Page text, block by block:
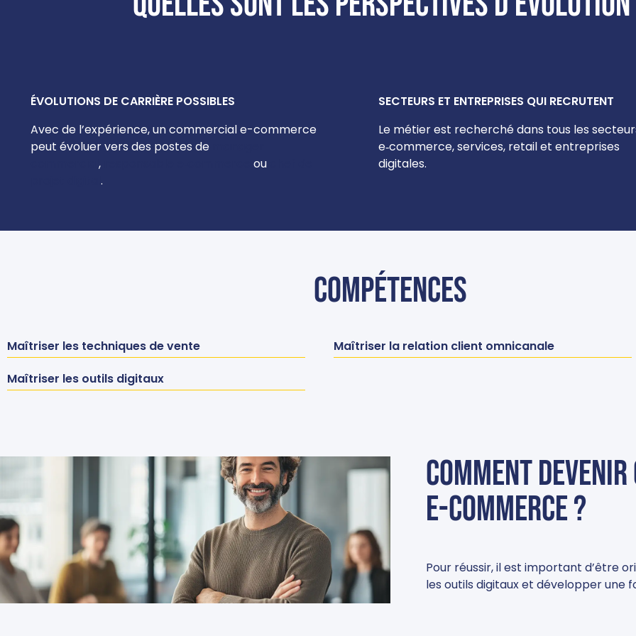
ÉVOLUTIONS DE CARRIÈRE POSSIBLES
Avec de l’expérience, un commercial e-commerce
peut évoluer vers des postes de
, ou
.
SECTEURS ET ENTREPRISES QUI RECRUTENT
Le métier est recherché dans tous les
e‑commerce, services, retail et entreprises
digitales.
Compétences
Maîtriser les techniques de vente
Maîtriser la relation client omnicanale
Maîtriser les outils digitaux
Comment
e-commerce ?
Pour réussir, il est important d’être
les outils digitaux et développer une